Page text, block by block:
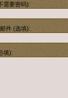
需要密码):
件 (选填):
填):